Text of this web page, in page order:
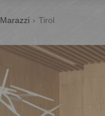
Marazzi Tirol